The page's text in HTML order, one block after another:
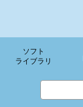
ソフト
ライブラリ